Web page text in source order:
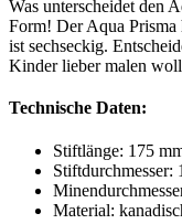
Was unterscheidet den
Form! Der Aqua
ist sechseckig.
Kinder lieber malen
Technische Daten:
Stiftlänge: 175
Stiftdurchmesser:
Material: